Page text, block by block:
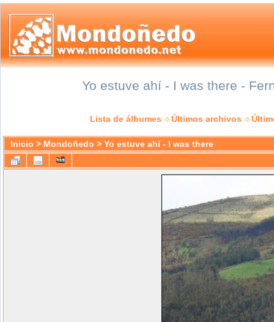
Yo estuve ahí - I was there -
Lista de álbumes Últimos archivos
Inicio > Mondoñedo > Yo estuve ahí - I was there